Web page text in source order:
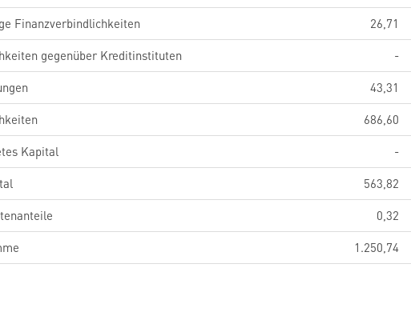
Finanzverbindlichkeiten
26,71
gegenüber Kreditinstituten
-
43,31
686,60
Kapital
-
563,82
0,32
1.250,74